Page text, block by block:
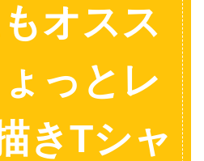
オスス
っとレ
きTシャ